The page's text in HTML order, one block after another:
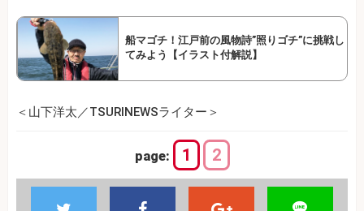
船マゴチ！江戸前の風物詩”照りゴチ”に挑戦し
てみよう【イラスト付解説】
＜山下洋太／TSURINEWSライター＞
page: 1 2